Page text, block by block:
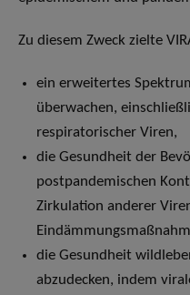
Zu diesem Zweck zielte
ein erweitertes
überwachen,
respiratorischer Viren,
die Gesundheit der
postpandemischen
Zirkulation anderer
die Gesundheit
abzudecken, indem